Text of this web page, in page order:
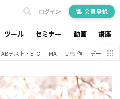
ツール セミナー 動画 講座
ログイン 会員登録
ABテスト・EFO MA LP制作 データ分析